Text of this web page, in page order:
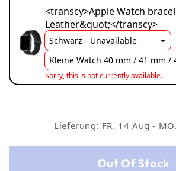
49 mm
Apple Watch SE /
Series 7 / 6 / 5 / 4
40 mm /
<transcy>Apple Watch
Leather&quot;</transcy>
Sorry, this is not currently available.
Lieferung: FR. 14 Aug -
Out Of Stock